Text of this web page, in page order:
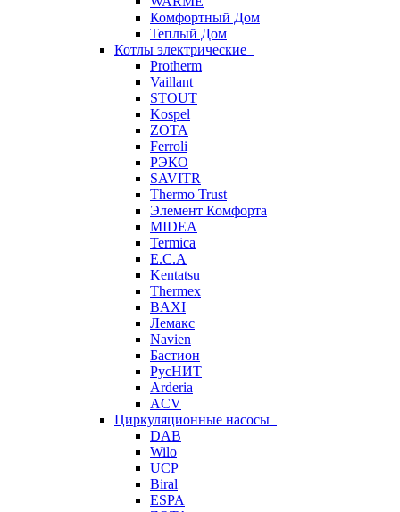
Комфортный Дом
Теплый Дом
Котлы электрические
Protherm
Vaillant
STOUT
Kospel
ZOTA
Ferroli
РЭКО
SAVITR
Thermo Trust
Элемент Комфорта
MIDEA
Termica
E.C.A
Kentatsu
Thermex
BAXI
Лемакс
Navien
Бастион
РусНИТ
Arderia
ACV
Циркуляционные насосы
DAB
Wilo
UCP
Biral
ESPA